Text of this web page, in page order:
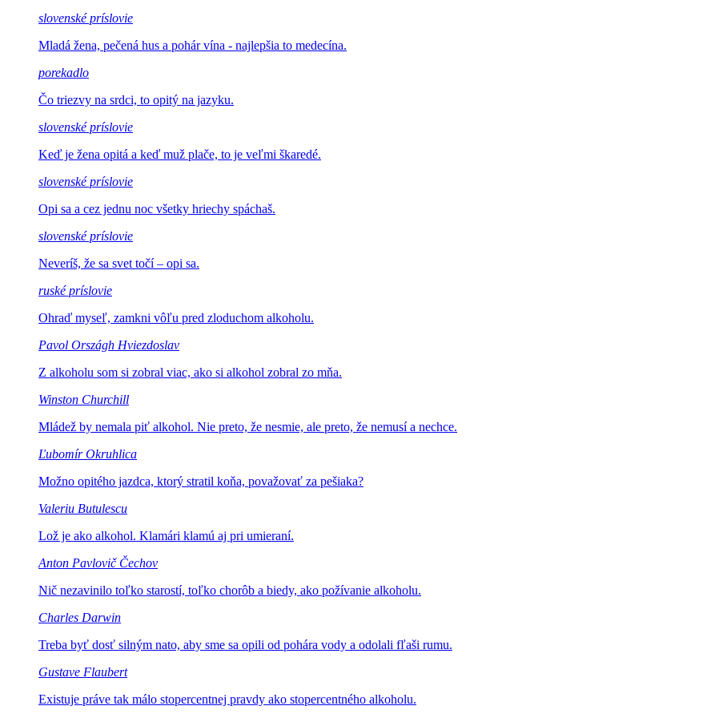
slovenské príslovie
Mladá žena, pečená hus a pohár vína - najlepšia to medecína.
porekadlo
Čo triezvy na srdci, to opitý na jazyku.
slovenské príslovie
Keď je žena opitá a keď muž plače, to je veľmi škaredé.
slovenské príslovie
Opi sa a cez jednu noc všetky hriechy spáchaš.
slovenské príslovie
Neveríš, že sa svet točí – opi sa.
ruské príslovie
Ohraď myseľ, zamkni vôľu pred zloduchom alkoholu.
Pavol Országh Hviezdoslav
Z alkoholu som si zobral viac, ako si alkohol zobral zo mňa.
Winston Churchill
Mládež by nemala piť alkohol. Nie preto, že nesmie, ale preto, že nemusí a nechce.
Ľubomír Okruhlica
Možno opitého jazdca, ktorý stratil koňa, považovať za pešiaka?
Valeriu Butulescu
Lož je ako alkohol. Klamári klamú aj pri umieraní.
Anton Pavlovič Čechov
Nič nezavinilo toľko starostí, toľko chorôb a biedy, ako požívanie alkoholu.
Charles Darwin
Treba byť dosť silným nato, aby sme sa opili od pohára vody a odolali fľaši rumu.
Gustave Flaubert
Existuje práve tak málo stopercentnej pravdy ako stopercentného alkoholu.